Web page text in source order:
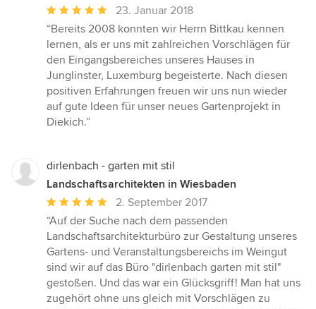
Durchschnittliche
Bewertung:
5
von
5
Sternen
23. Januar 2018
“Bereits 2008 konnten wir Herrn Bittkau kennen
lernen, als er uns mit zahlreichen Vorschlägen für
den Eingangsbereiches unseres Hauses in
Junglinster, Luxemburg begeisterte. Nach diesen
positiven Erfahrungen freuen wir uns nun wieder
auf gute Ideen für unser neues Gartenprojekt in
Diekich.”
dirlenbach - garten mit stil
Landschaftsarchitekten in Wiesbaden
Durchschnittliche
Bewertung:
5
von
5
Sternen
2. September 2017
“Auf der Suche nach dem passenden
Landschaftsarchitekturbüro zur Gestaltung unseres
Gartens- und Veranstaltungsbereichs im Weingut
sind wir auf das Büro "dirlenbach garten mit stil"
gestoßen. Und das war ein Glücksgriff! Man hat uns
zugehört ohne uns gleich mit Vorschlägen zu